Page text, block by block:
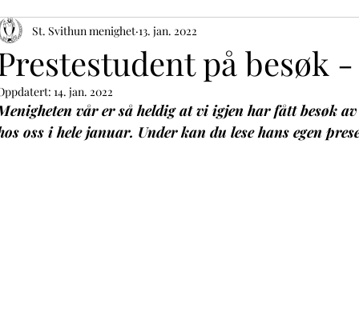
på besøk
St. Svithun menighet 13. jan. 2022
14. jan. 2022
vår er så heldig at vi igjen har fått besøk
oss i hele januar. Under kan du lese hans egen